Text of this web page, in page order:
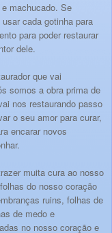
machucado. Se
cada gotinha para
para poder restaurar
dele.
que vai
somos a obra prima de
nos restaurando passo
o seu amor para curar,
encarar novos
muita cura ao nosso
do nosso coração
ruins, folhas de
de medo e
no nosso coração e